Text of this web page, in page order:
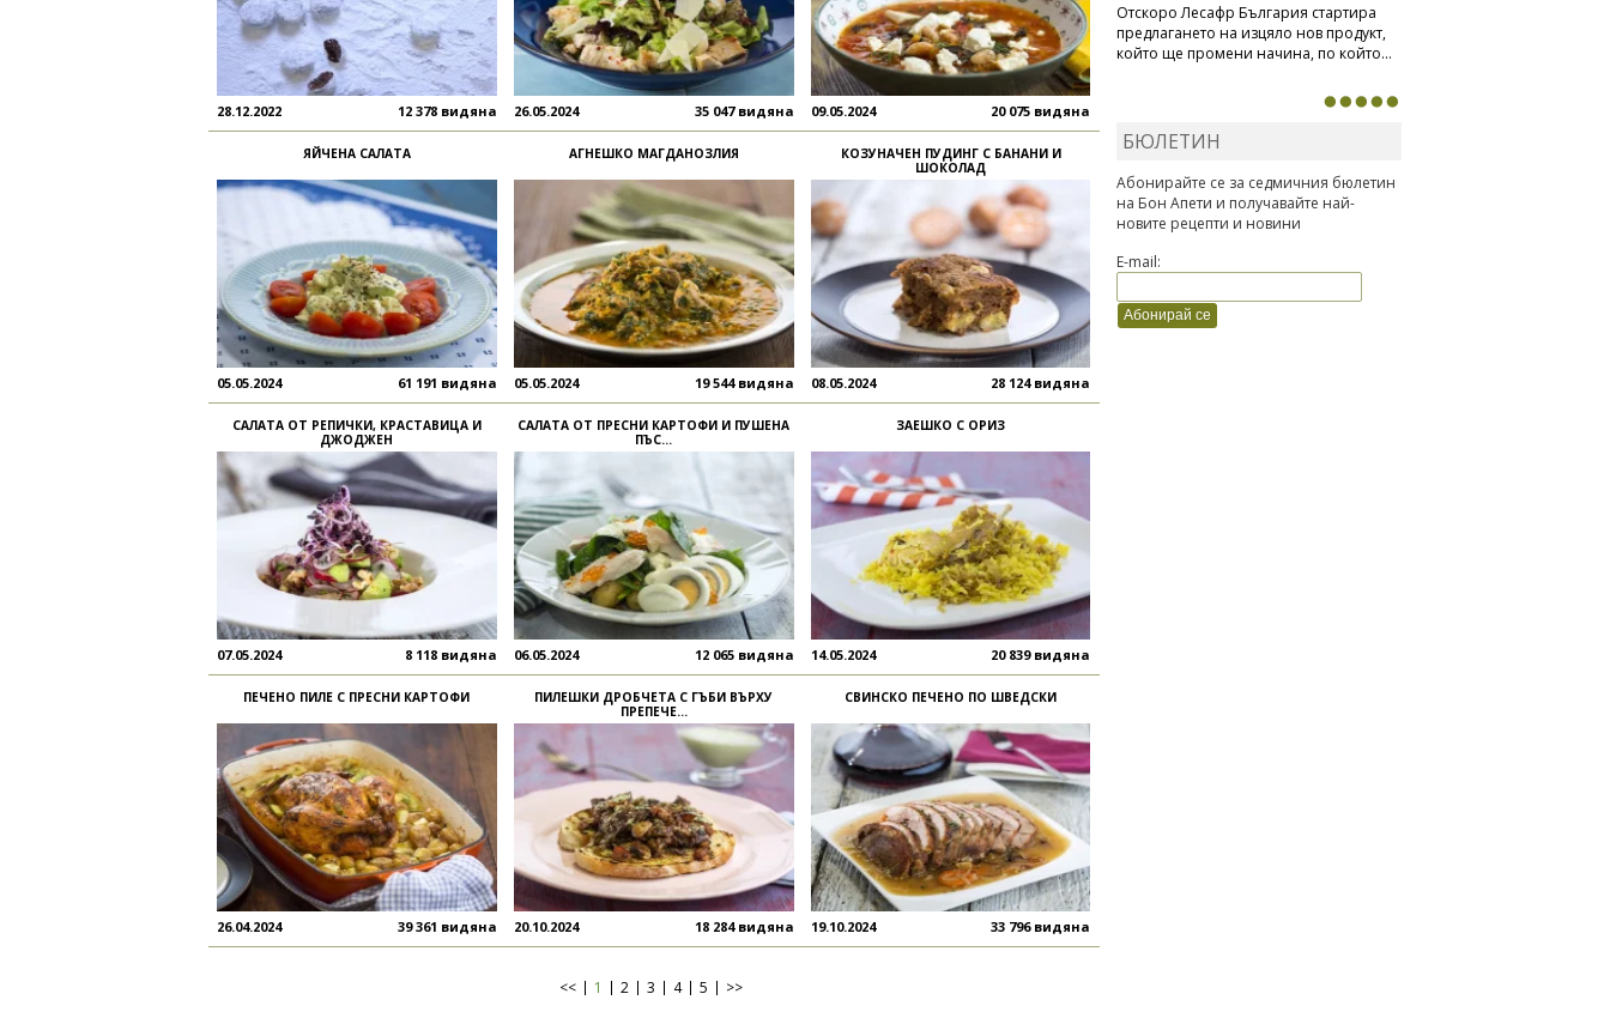
28.12.2022 12 378 видяна 26.05.2024 35 047 видяна 09.05.2024 20 075 видяна
ЯЙЧЕНА САЛАТА
05.05.2024 61 191 видяна
АГНЕШКО МАГДАНОЗЛИЯ
05.05.2024 19 544 видяна
КОЗУНАЧЕН ПУДИНГ С БАНАНИ И
ШОКОЛАД
08.05.2024 28 124 видяна
САЛАТА ОТ РЕПИЧКИ, КРАСТАВИЦА И
ДЖОДЖЕН
07.05.2024 8 118 видяна
САЛАТА ОТ ПРЕСНИ КАРТОФИ И ПУШЕНА
ПЪС...
06.05.2024 12 065 видяна
ЗАЕШКО С ОРИЗ
14.05.2024 20 839 видяна
ПЕЧЕНО ПИЛЕ С ПРЕСНИ КАРТОФИ
26.04.2024 39 361 видяна
ПИЛЕШКИ ДРОБЧЕТА С ГЪБИ ВЪРХУ
ПРЕПЕЧЕ...
20.10.2024 18 284 видяна
СВИНСКО ПЕЧЕНО ПО ШВЕДСКИ
19.10.2024 33 796 видяна
<< 1 2 3 4 5 >>
Отскоро Лесафр България стартира
предлагането на изцяло нов продукт,
който ще промени начина, по който...
БЮЛЕТИН
Абонирайте се за седмичния бюлетин
на Бон Апети и получавайте най-
новите рецепти и новини
E-mail: